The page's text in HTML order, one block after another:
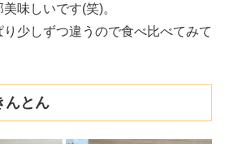
味しいです(笑)。
少しずつ違うので食べ比べてみて
んとん